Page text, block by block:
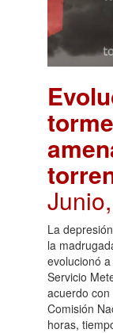
La
la
evolucionó
Servicio
acuerdo
Comisión
horas,